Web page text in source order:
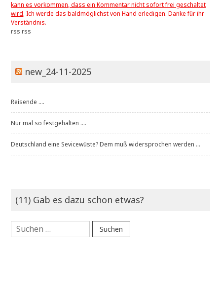
kann es vorkommen, dass ein Kommentar nicht sofort frei geschaltet
wird. Ich werde das baldmöglichst von Hand erledigen. Danke für ihr
Verständnis.
rss rss
new_24-11-2025
Reisende ....
Nur mal so festgehalten ....
Deutschland eine Sevicewüste? Dem muß widersprochen werden ...
(11) Gab es dazu schon etwas?
Suchen
nach: